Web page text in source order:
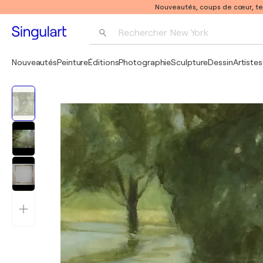
Nouveautés, coups de cœur,
Rechercher New York
Pablo Picasso
NouveautésPeintureÉditionsPhotographieSculptureDessinArtistes